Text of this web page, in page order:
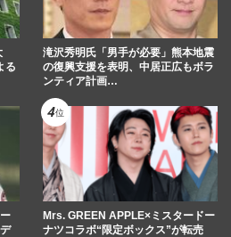
る
滝沢秀明氏「男手が必要」熊本地震
の復興支援を表明、中居正広もボラ
ンティア計画…
Mrs. GREEN APPLE×ミスタードー
ナツコラボ“限定ボックス”が転売